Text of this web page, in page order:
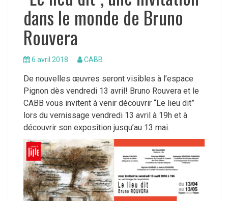
dans le monde de Bruno
Rouvera
6 avril 2018 CABB
De nouvelles œuvres seront visibles à l’espace
Pignon dès vendredi 13 avril! Bruno Rouvera et le
CABB vous invitent à venir découvrir “Le lieu dit”
lors du vernissage vendredi 13 avril à 19h et à
découvrir son exposition jusqu’au 13 mai.